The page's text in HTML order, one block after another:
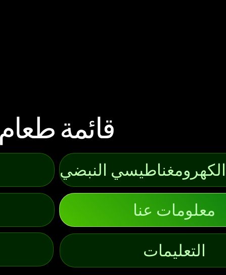
قائمة طعام
معلومات عنا
التعليمات